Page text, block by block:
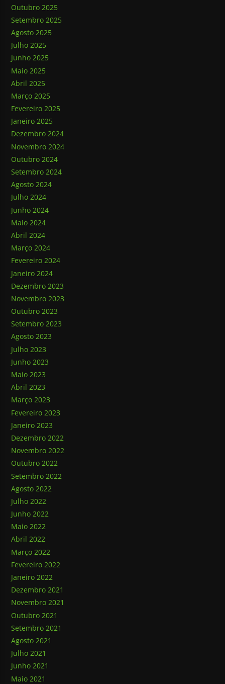
Outubro 2025
Setembro 2025
Agosto 2025
Julho 2025
Junho 2025
Maio 2025
Abril 2025
Março 2025
Fevereiro 2025
Janeiro 2025
Dezembro 2024
Novembro 2024
Outubro 2024
Setembro 2024
Agosto 2024
Julho 2024
Junho 2024
Maio 2024
Abril 2024
Março 2024
Fevereiro 2024
Janeiro 2024
Dezembro 2023
Novembro 2023
Outubro 2023
Setembro 2023
Agosto 2023
Julho 2023
Junho 2023
Maio 2023
Abril 2023
Março 2023
Fevereiro 2023
Janeiro 2023
Dezembro 2022
Novembro 2022
Outubro 2022
Setembro 2022
Agosto 2022
Julho 2022
Junho 2022
Maio 2022
Abril 2022
Março 2022
Fevereiro 2022
Janeiro 2022
Dezembro 2021
Novembro 2021
Outubro 2021
Setembro 2021
Agosto 2021
Julho 2021
Junho 2021
Maio 2021